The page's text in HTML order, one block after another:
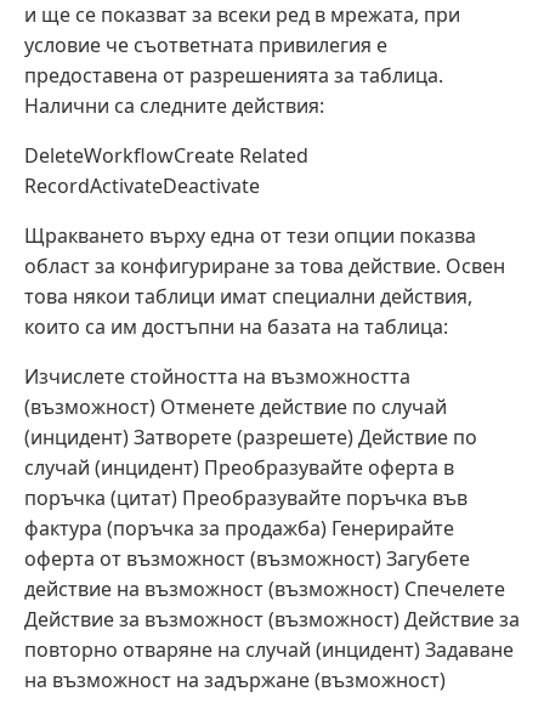
и ще се показват за всеки ред в мрежата, при
условие че съответната привилегия е
предоставена от разрешенията за таблица.
Налични са следните действия:
DeleteWorkflowCreate Related
RecordActivateDeactivate
Щракването върху една от тези опции показва
област за конфигуриране за това действие. Освен
това някои таблици имат специални действия,
които са им достъпни на базата на таблица:
Изчислете стойността на възможността
(възможност) Отменете действие по случай
(инцидент) Затворете (разрешете) Действие по
случай (инцидент) Преобразувайте оферта в
поръчка (цитат) Преобразувайте поръчка във
фактура (поръчка за продажба) Генерирайте
оферта от възможност (възможност) Загубете
действие на възможност (възможност) Спечелете
Действие за възможност (възможност) Действие за
повторно отваряне на случай (инцидент) Задаване
на възможност на задържане (възможност)